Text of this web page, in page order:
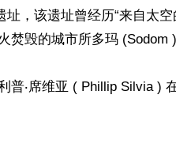
，该遗址曾经历“来自太
焚毁的城市所多玛 (Sodom )
普‧席维亚 ( Phillip Silvia )